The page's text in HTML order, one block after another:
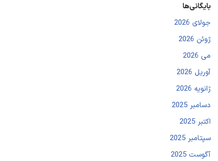
بایگانی‌ها
جولای 2026
ژوئن 2026
می 2026
آوریل 2026
ژانویه 2026
دسامبر 2025
اکتبر 2025
سپتامبر 2025
آگوست 2025